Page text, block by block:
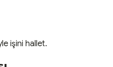
işini hallet.